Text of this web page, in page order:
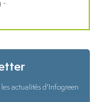
- Annonce Fondation Follereau Luxembourg -
actualités d'Infogreen